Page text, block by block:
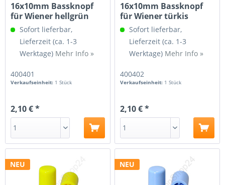
16x10mm Bassknopf
für Wiener hellgrün
Sofort lieferbar,
Lieferzeit (ca. 1-3
Werktage) Mehr Info »
400401
Verkaufseinheit: 1 Stück
2,10 € *
16x10mm Bassknopf
für Wiener türkis
Sofort lieferbar,
Lieferzeit (ca. 1-3
Werktage) Mehr Info »
400402
Verkaufseinheit: 1 Stück
2,10 € *
NEU NEU